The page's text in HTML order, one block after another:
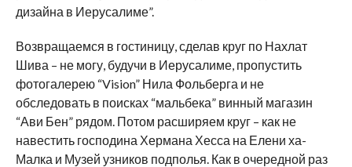
дизайна в Иерусалиме”.
Возвращаемся в гостиницу, сделав круг по Нахлат
Шива – не могу, будучи в Иерусалиме, пропустить
фотогалерею “Vision” Нила Фольберга и не
обследовать в поисках “мальбека” винный магазин
“Ави Бен” рядом. Потом расширяем круг – как не
навестить господина Хермана Хесса на Елени ха-
Малка и Музей узников подполья. Как в очередной раз